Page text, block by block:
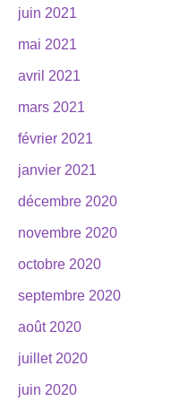
juin 2021
mai 2021
avril 2021
mars 2021
février 2021
janvier 2021
décembre 2020
novembre 2020
octobre 2020
septembre 2020
août 2020
juillet 2020
juin 2020